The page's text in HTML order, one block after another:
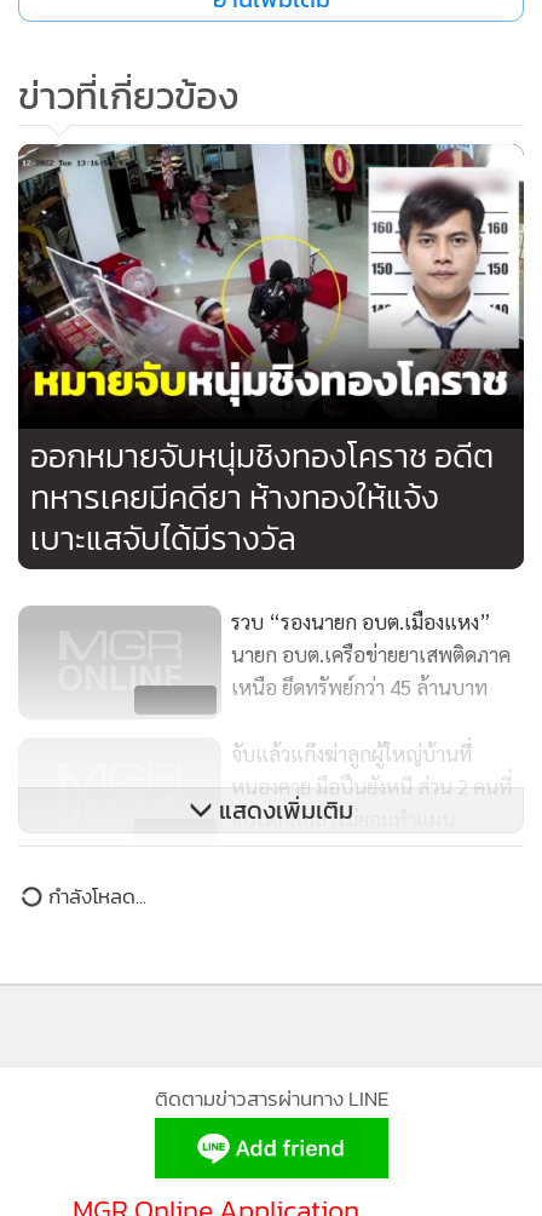
ข่าวที่เกี่ยวข้อง
4,603
ออกหมายจับหนุ่มชิงทองโคราช อดีต
ทหารเคยมีคดียา ห้างทองให้แจ้ง
เบาะแสจับได้มีรางวัล
2,990
นายก อบต.เครือข่ายยาเสพติดภาค
เหนือ ยึดทรัพย์กว่า 45 ล้านบาท
1,077
จับแล้วแก๊งฆ่าลูกผู้ใหญ่บ้านที่
หนองคาย มือปืนยังหนี ส่วน 2 คนที่
จับได้กลับลำไม่ยอมทำแผน
แสดงเพิ่มเติม
ติดตามข่าวสารผ่านทาง LINE